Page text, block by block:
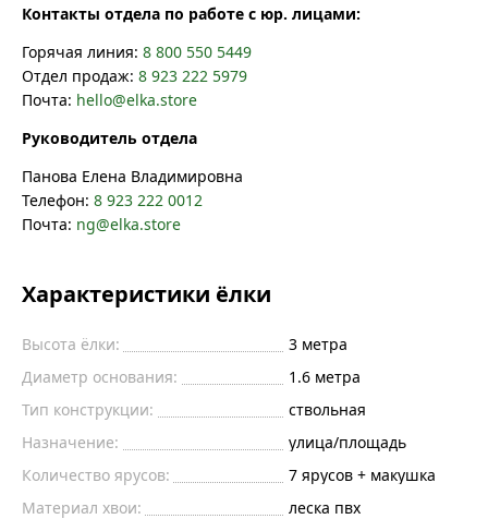
Контакты отдела по работе с юр. лицами:
Горячая линия: 8 800 550 5449
Отдел продаж: 8 923 222 5979
Почта: hello@elka.store
Руководитель отдела
Панова Елена Владимировна
Телефон: 8 923 222 0012
Почта: ng@elka.store
Характеристики ёлки
Высота ёлки: 3 метра
Диаметр основания:
1.6 метра
Тип конструкции:
ствольная
Назначение:
улица/площадь
Количество ярусов:
7 ярусов + макушка
Материал хвои:
леска пвх